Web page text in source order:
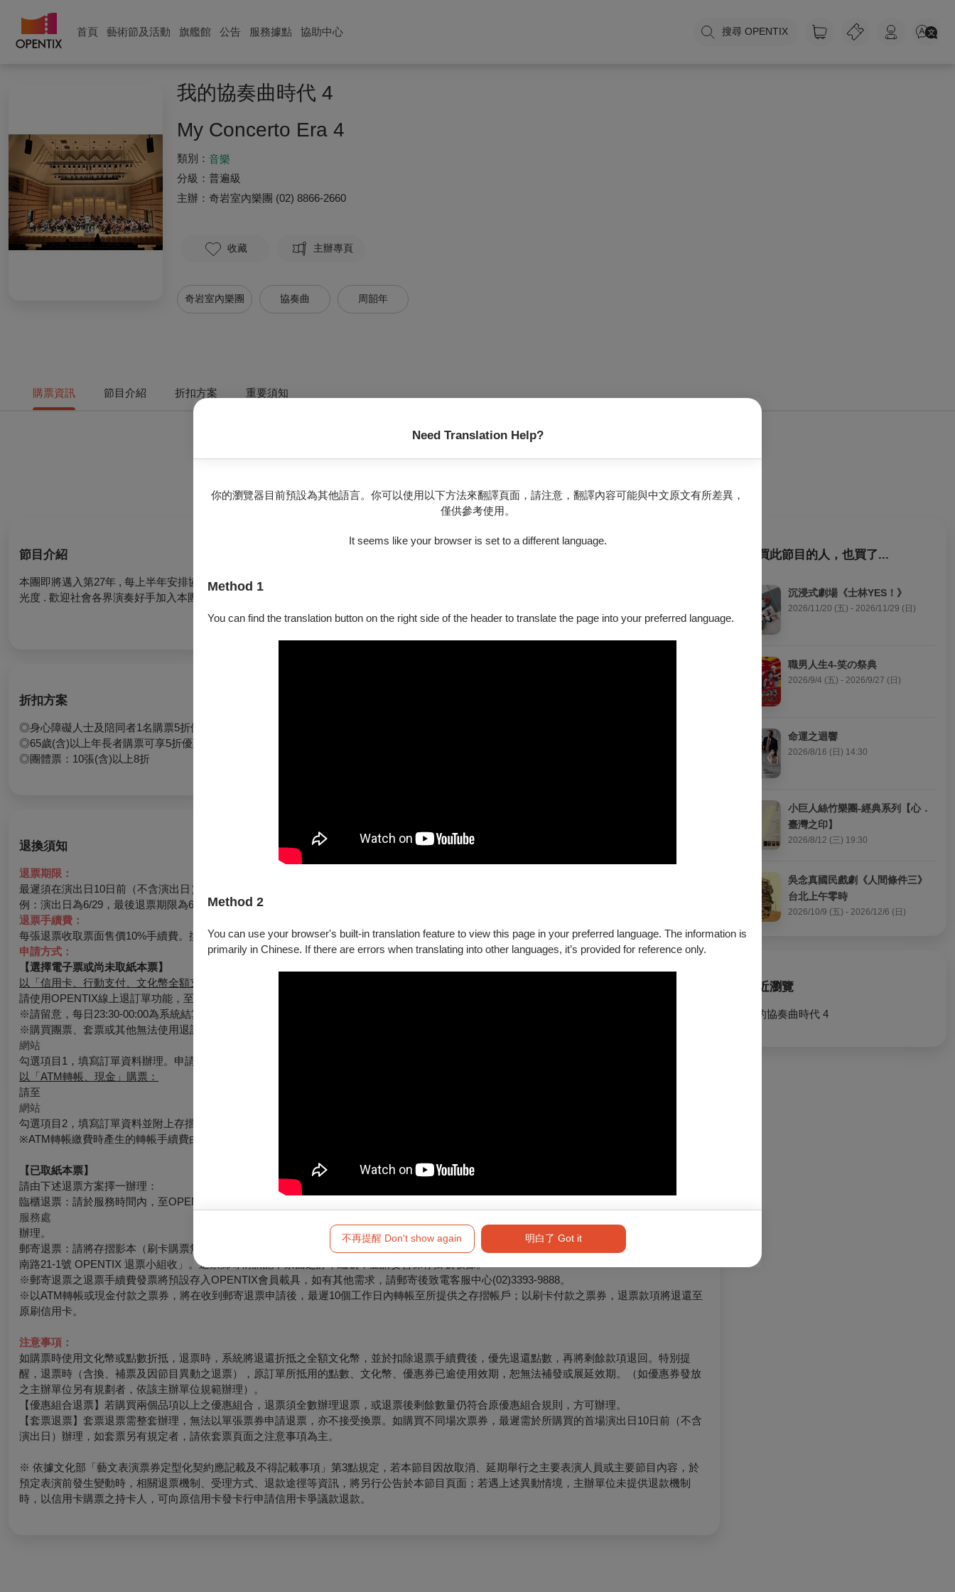
首頁 藝術節及活動 旗艦館 公告 服務據點 協助中心 搜尋 OPENTIX
Need Translation Help?
你的瀏覽器目前預設為其他語言。你可以使用以下方法來翻譯頁面，請注意，翻譯內容可能與中文原文有所差異，
僅供參考使用。
It seems like your browser is set to a different language.
Method 1
You can find the translation button on the right side of the header to translate the page into your preferred language.
Method 2
You can use your browser's built-in translation feature to view this page in your preferred language. The information is
primarily in Chinese. If there are errors when translating into other languages, it’s provided for reference only.
不再提醒 Don't show again 明白了 Got it
我的協奏曲時代 4
My Concerto Era 4
類別： 音樂
分級： 普遍級
主辦： 奇岩室內樂團 (02) 8866-2660
收藏 主辦專頁
奇岩室內樂團 協奏曲 周韶年
購票資訊 節目介紹 折扣方案 重要須知
無可售場次
節目介紹
本團即將邁入第27年 , 每上半年安排協奏曲音樂會鼓勵團內熱情積極好手展現各種管弦樂器的技術音樂性 , 以及下半年大型交響曲演出 , 增加樂團曝
光度 . 歡迎社會各界演奏好手加入本團。
折扣方案
◎身心障礙人士及陪同者1名購票5折優待，入場時應出示身心障礙手冊，陪同者與身障者需同時入場
◎65歲(含)以上年長者購票可享5折優惠，入場時請出示證
◎團體票：10張(含)以上8折
退換須知
退票期限：
最遲須在演出日10日前（不含演出日）辦理，逾期無法受理。
例：演出日為6/29，最後退票期限為6/19。
退票手續費：
每張退票收取票面售價10%手續費。換票視同退票，需退票後重新購買。
申請方式：
【選擇電子票或尚未取紙本票】
以「信用卡、行動支付、文化幣全額支付」購票：
請使用OPENTIX線上退訂單功能，至會員＞訂單紀錄＞點入要退訂的訂單，按下「退訂單」勾選欲退項目，線上完成退訂。
※請留意，每日23:30-00:00為系統結算期間暫停服務。請務必留意退票期限，提前申請。
※購買團票、套票或其他無法使用退訂單功能時，請至
網站
勾選項目1，填寫訂單資料辦理。申請的退票如符合退票規則，將於3個工作日內執行退票作業。
以「ATM轉帳、現金」購票：
請至
網站
勾選項目2，填寫訂單資料並附上存摺照片辦理，申請的退票如符合退票規則，將於3個工作日內執行退票作業。
※ATM轉帳繳費時產生的轉帳手續費由銀行收取，如有退票情形（含換、補票及節目異動之退票），轉帳手續費恕無法一併退還。
【已取紙本票】
請由下述退票方案擇一辦理：
臨櫃退票：請於服務時間內，至OPENTIX臺北、臺中、臺南、高雄四大
服務處
辦理。
郵寄退票：請將存摺影本（刷卡購票無須提供）、票券、姓名電話等聯絡資訊於退票期限前（郵戳為憑），掛號郵寄至「100012臺北市中正區中山
南路21-1號 OPENTIX 退票小組收」。退票郵寄前請記下票面之訂單編號，並請妥善保存掛號收據。
※郵寄退票之退票手續費發票將預設存入OPENTIX會員載具，如有其他需求，請郵寄後致電客服中心(02)3393-9888。
※以ATM轉帳或現金付款之票券，將在收到郵寄退票申請後，最遲10個工作日內轉帳至所提供之存摺帳戶；以刷卡付款之票券，退票款項將退還至
原刷信用卡。
注意事項：
如購票時使用文化幣或點數折抵，退票時，系統將退還折抵之全額文化幣，並於扣除退票手續費後，優先退還點數，再將剩餘款項退回。特別提
醒，退票時（含換、補票及因節目異動之退票），原訂單所抵用的點數、文化幣、優惠券已逾使用效期，恕無法補發或展延效期。（如優惠券發放
之主辦單位另有規劃者，依該主辦單位規範辦理）。
【優惠組合退票】若購買兩個品項以上之優惠組合，退票須全數辦理退票，或退票後剩餘數量仍符合原優惠組合規則，方可辦理。
【套票退票】套票退票需整套辦理，無法以單張票券申請退票，亦不接受換票。如購買不同場次票券，最遲需於所購買的首場演出日10日前（不含
演出日）辦理，如套票另有規定者，請依套票頁面之注意事項為主。
※ 依據文化部「藝文表演票券定型化契約應記載及不得記載事項」第3點規定，若本節目因故取消、延期舉行之主要表演人員或主要節目內容，於
預定表演前發生變動時，相關退票機制、受理方式、退款途徑等資訊，將另行公告於本節目頁面；若遇上述異動情境，主辦單位未提供退款機制
時，以信用卡購票之持卡人，可向原信用卡發卡行申請信用卡爭議款退款。
購買此節目的人，也買了...
沉浸式劇場《士林YES！》
2026/11/20 (五) - 2026/11/29 (日)
職男人生4-笑の祭典
2026/9/4 (五) - 2026/9/27 (日)
命運之迴響
2026/8/16 (日) 14:30
小巨人絲竹樂團-經典系列【心．
臺灣之印】
2026/8/12 (三) 19:30
吳念真國民戲劇《人間條件三》
台北上午零時
2026/10/9 (五) - 2026/12/6 (日)
最近瀏覽
我的協奏曲時代 4